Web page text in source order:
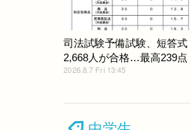
司法試験予備試験、短答式
2,668人が合格…最高239点
2026.8.7 Fri 13:45